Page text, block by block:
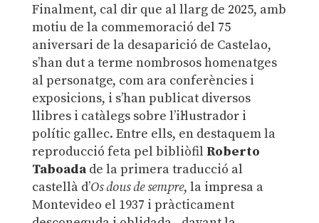
Finalment, cal dir que al llarg de 2025, amb
motiu de la commemoració del 75
aniversari de la desaparició de Castelao,
s’han dut a terme nombrosos homenatges
al personatge, com ara conferències i
exposicions, i s’han publicat diversos
llibres i catàlegs sobre l’il·lustrador i
polític gallec. Entre ells, en destaquem la
reproducció feta pel bibliòfil Roberto
Taboadade la primera traducció al
castellà d’Os dous de sempre, la impresa a
Montevideo el 1937 i pràcticament